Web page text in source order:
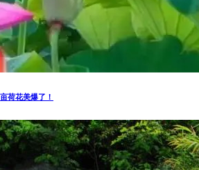
荷花美爆了！